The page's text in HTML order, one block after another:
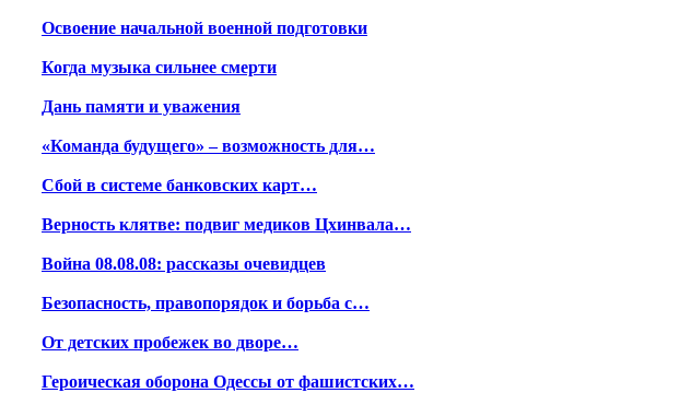
Освоение начальной военной подготовки
Когда музыка сильнее смерти
Дань памяти и уважения
«Команда будущего» – возможность для…
Сбой в системе банковских карт…
Верность клятве: подвиг медиков Цхинвала…
Война 08.08.08: рассказы очевидцев
Безопасность, правопорядок и борьба с…
От детских пробежек во дворе…
Героическая оборона Одессы от фашистских…